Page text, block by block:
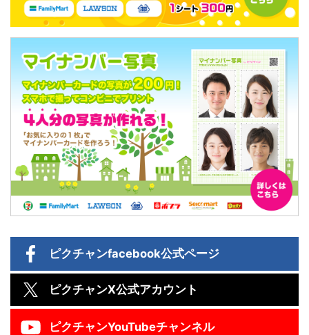
ピクチャンfacebook公式ページ
ピクチャンX公式アカウント
ピクチャンYouTubeチャンネル